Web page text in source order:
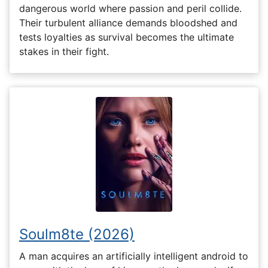
dangerous world where passion and peril collide.
Their turbulent alliance demands bloodshed and
tests loyalties as survival becomes the ultimate
stakes in their fight.
Soulm8te (2026)
A man acquires an artificially intelligent android to